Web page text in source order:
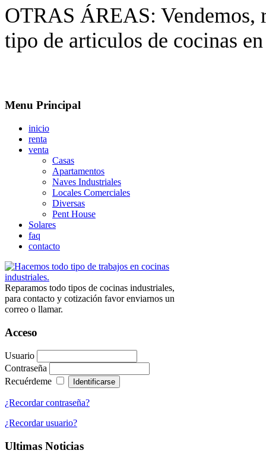
OTRAS ÁREAS: Vendemos,
tipo de articulos de cocinas
Menu Principal
inicio
renta
venta
Casas
Apartamentos
Naves Industriales
Locales Comerciales
Diversas
Pent House
Solares
faq
contacto
Reparamos todo tipos de cocinas industriales,
para contacto y cotización favor enviarnos un
correo o llamar.
Acceso
Usuario
Contraseña
Recuérdeme
¿Recordar contraseña?
¿Recordar usuario?
Ultimas Noticias